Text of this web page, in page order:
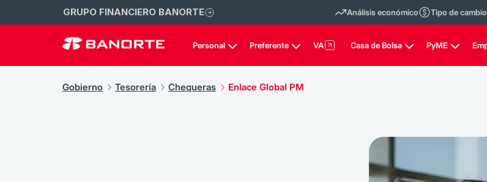
GRUPO FINANCIERO BANORTE Análisis económico Tipo de
Personal Preferente VA Casa de Bolsa PyME
Gobierno Tesorería Chequeras Enlace Global PM